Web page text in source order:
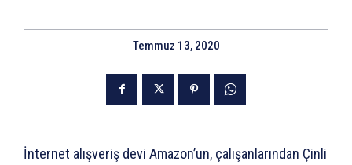
Temmuz 13, 2020
İnternet alışveriş devi Amazon’un, çalışanlarından Çinli